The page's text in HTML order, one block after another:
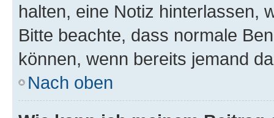
halten, eine Notiz hinterlassen,
Bitte beachte, dass normale
können, wenn bereits jemand
Nach oben